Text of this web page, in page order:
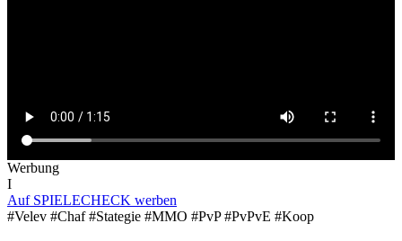
Werbung
I
Auf SPIELECHECK werben
#Velev #Chaf #Stategie #MMO #PvP #PvPvE #Koop